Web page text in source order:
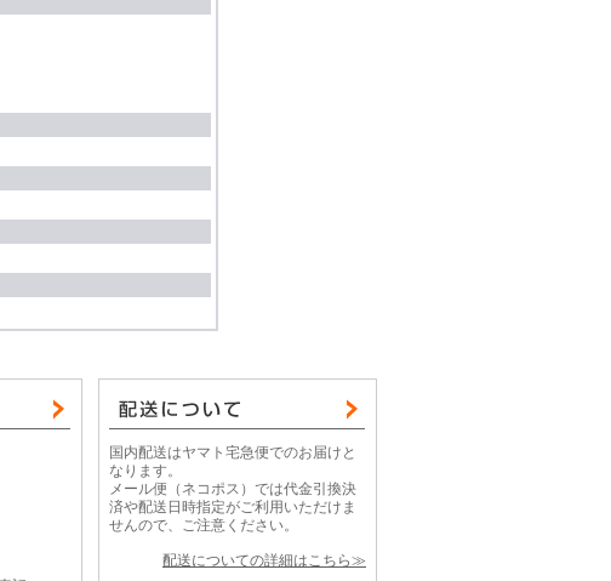
国内配送はヤマト宅急便でのお届けと
なります。
メール便（ネコポス）では代金引換決
済や配送日時指定がご利用いただけま
せんので、ご注意ください。
配送についての詳細はこちら≫